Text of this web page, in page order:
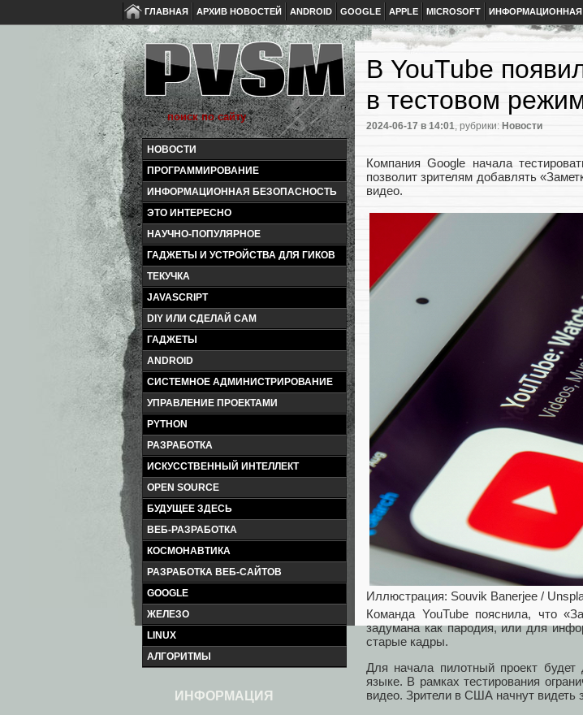
ГЛАВНАЯ АРХИВ НОВОСТЕЙ ANDROID GOOGLE APPLE MICROSOFT
НОВОСТИ
ПРОГРАММИРОВАНИЕ
ИНФОРМАЦИОННАЯ БЕЗОПАСНОСТЬ
ЭТО ИНТЕРЕСНО
НАУЧНО-ПОПУЛЯРНОЕ
ГАДЖЕТЫ И УСТРОЙСТВА ДЛЯ ГИКОВ
ТЕКУЧКА
JAVASCRIPT
DIY ИЛИ СДЕЛАЙ САМ
ГАДЖЕТЫ
ANDROID
СИСТЕМНОЕ АДМИНИСТРИРОВАНИЕ
УПРАВЛЕНИЕ ПРОЕКТАМИ
PYTHON
РАЗРАБОТКА
ИСКУССТВЕННЫЙ ИНТЕЛЛЕКТ
OPEN SOURCE
БУДУЩЕЕ ЗДЕСЬ
ВЕБ-РАЗРАБОТКА
КОСМОНАВТИКА
РАЗРАБОТКА ВЕБ-САЙТОВ
GOOGLE
ЖЕЛЕЗО
LINUX
АЛГОРИТМЫ
ИНФОРМАЦИЯ
В YouTube
в тестовом
2024-06-17 в 14:01, рубрики: Новости
Компания Google начала
позволит зрителям добавлять
видео.
Иллюстрация: Souvik Banerjee /
Команда YouTube пояснила, что
задумана как пародия, или для
старые кадры.
Для начала пилотный проект
языке. В рамках тестирования
видео. Зрители в США начнут видеть